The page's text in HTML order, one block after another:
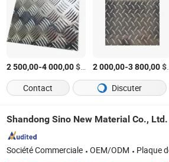
2 500,00-4 000,00$US /Tonne
2 000,00-3 800,00$US
Contact
Discuter
Shandong Sino New Material Co., Ltd.
Société Commerciale OEM/ODM Plaque de